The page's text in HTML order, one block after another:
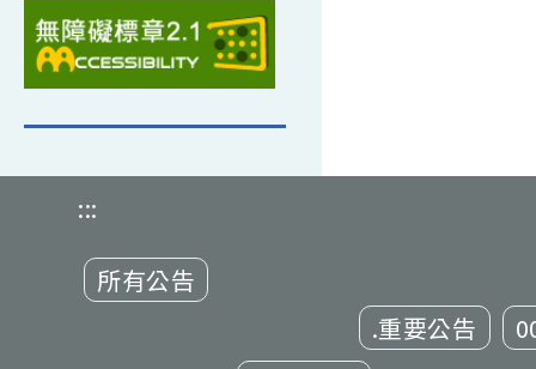
:::
所有公告
.重要公告